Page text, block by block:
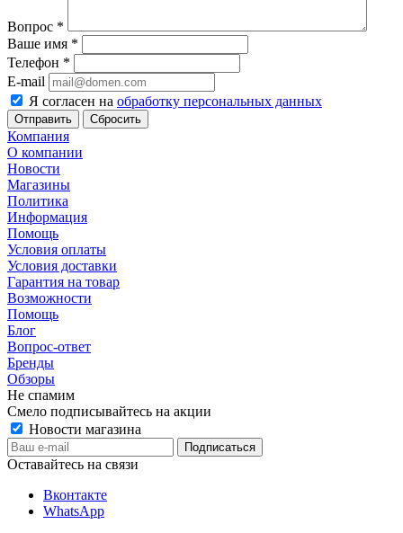
Вопрос *
Ваше имя *
Телефон *
E-mail
Я согласен на обработку персональных данных
Сбросить
Компания
О компании
Новости
Магазины
Политика
Информация
Помощь
Условия оплаты
Условия доставки
Гарантия на товар
Возможности
Помощь
Блог
Вопрос-ответ
Бренды
Обзоры
Не спамим
Смело подписывайтесь на акции
Новости магазина
Оставайтесь на связи
Вконтакте
WhatsApp